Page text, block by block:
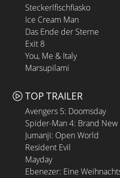
Steckerlfischfiasko
Ice Cream Man
Das Ende der Sterne
Exit 8
You, Me & Italy
Marsupilami
TOP TRAILER
Avengers 5: Doomsday
Spider-Man 4: Brand New
Jumanji: Open World
Resident Evil
Mayday
Ebenezer: Eine